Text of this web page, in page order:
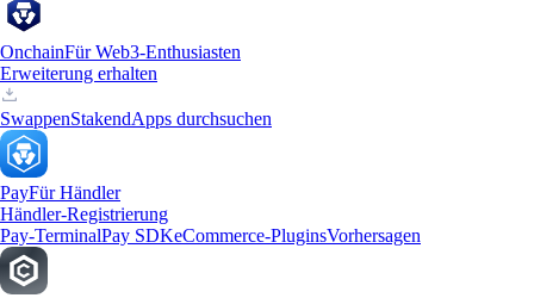
OnchainFür Web3-Enthusiasten
Erweiterung erhalten
SwappenStakendApps durchsuchen
PayFür Händler
Händler-Registrierung
Pay-TerminalPay SDKeCommerce-PluginsVorhersagen